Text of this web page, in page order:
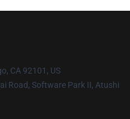
CA 92101, US
Road, Software Park II, Atushi